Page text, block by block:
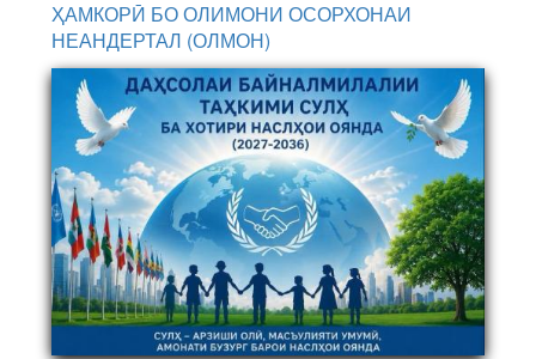
ҲАМКОРӢ БО ОЛИМОНИ ОСОРХОНАИ
НЕАНДЕРТАЛ (ОЛМОН)